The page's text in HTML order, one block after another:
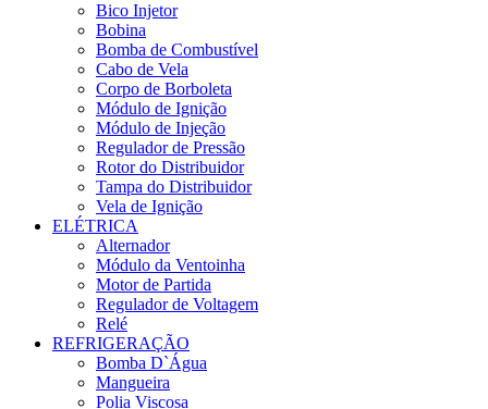
Bico Injetor
Bobina
Bomba de Combustível
Cabo de Vela
Corpo de Borboleta
Módulo de Ignição
Módulo de Injeção
Regulador de Pressão
Rotor do Distribuidor
Tampa do Distribuidor
Vela de Ignição
ELÉTRICA
Alternador
Módulo da Ventoinha
Motor de Partida
Regulador de Voltagem
Relé
REFRIGERAÇÃO
Bomba D`Água
Mangueira
Polia Viscosa